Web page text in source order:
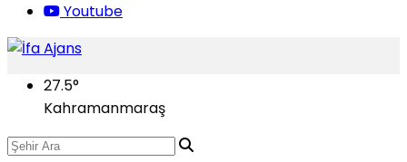
Youtube
27.5°
Kahramanmaraş